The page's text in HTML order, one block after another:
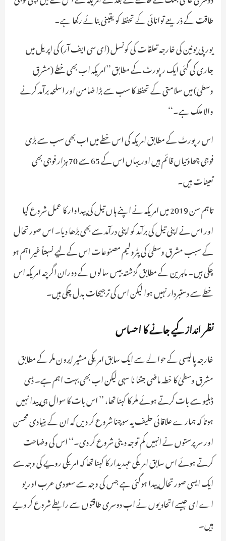
طاقت کے ذریعے توانائی کے تحفظ کو یقینی بنائے رکھا ہے۔
یورپی یونین کی خارجہ تعلقات کی کونسل (ای سی ایف آر) کی اپریل میں
جاری کی گئی ایک رپورٹ کے مطابق ’’امریکہ اب بھی خطے (مشرق
وسطیٰ) میں سلامتی کے تحفظ کا سب سے بڑا ضامن اور اسلحہ برآمد کرنے
والا ملک ہے۔‘‘
اس رپورٹ کے مطابق امریکہ کی اس خطے میں اب بھی سب سے بڑی
فوجی چھاؤنیاں قائم ہیں اور یہاں اس کے 65 سے 70 ہزار فوجی بھی
تعینات ہیں۔
تاہم سن 2019 میں امریکہ نے اپنے ہاں تیل کی پیداوار کا عمل شروع کیا
اور اس نے اپنی تیل کی برآمد کو اپنی درآمد سے بھی بڑھا دیا۔ اس صورتحال
کے سبب مشرق وسطیٰ کی پٹرولیم مصنوعات اس کے لیے نسبتاً غیر اہم ہو
چکی ہیں۔ ماہرین کے مطابق گزشتہ بیس سالوں کے دوران اگرچہ امریکہ اس
خطے سے دستبردار نہیں ہوا لیکن اس کی ترجیحات بدل چکی ہیں۔
نظر انداز کیے جانے کا احساس
خارجہ پالیسی کے حوالے سے ایک سابق امریکی مشیر ایرون ملر کے مطابق
مشرق وسطیٰ کا خطہ ماضی جتنا نا سہی لیکن اب بھی بہت اہم ہے۔ ڈی
ڈبلیو سے بات کرتے ہوئے ملر کا کہنا تھا، ’’ اس بات کا سوال ہی پیدا نہیں
ہوتا کہ ہمارے علاقائی حلیف یہ سوچنا شروع کر دیں کہ ان کے بنیادی محسن
اور سرپرستوں نے انہیں کم توجہ دینی شروع کر دی۔‘‘ اس کی وضاحت
کرتے ہوئے اس سابق امریکی عہدیدار کا کہنا تھا کہ امریکی رویے کی وجہ سے
ایک ایسی صورتحال پیدا ہوگئی ہے جس کی وجہ سے سعودی عرب اور یو
اے ای جیسے اتحادیوں نے اب دوسری طاقتوں سے رابطے شروع کر دیے
ہیں۔